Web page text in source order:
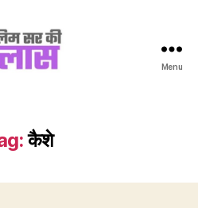
Class
Menu
कैशे